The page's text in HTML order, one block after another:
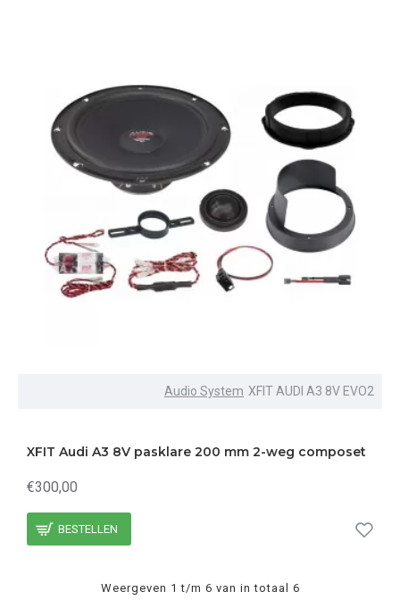
Audio System XFIT AUDI A3 8V EVO2
XFIT Audi A3 8V pasklare 200 mm 2-weg composet
€300,00
BESTELLEN
Weergeven 1 t/m 6 van in totaal 6